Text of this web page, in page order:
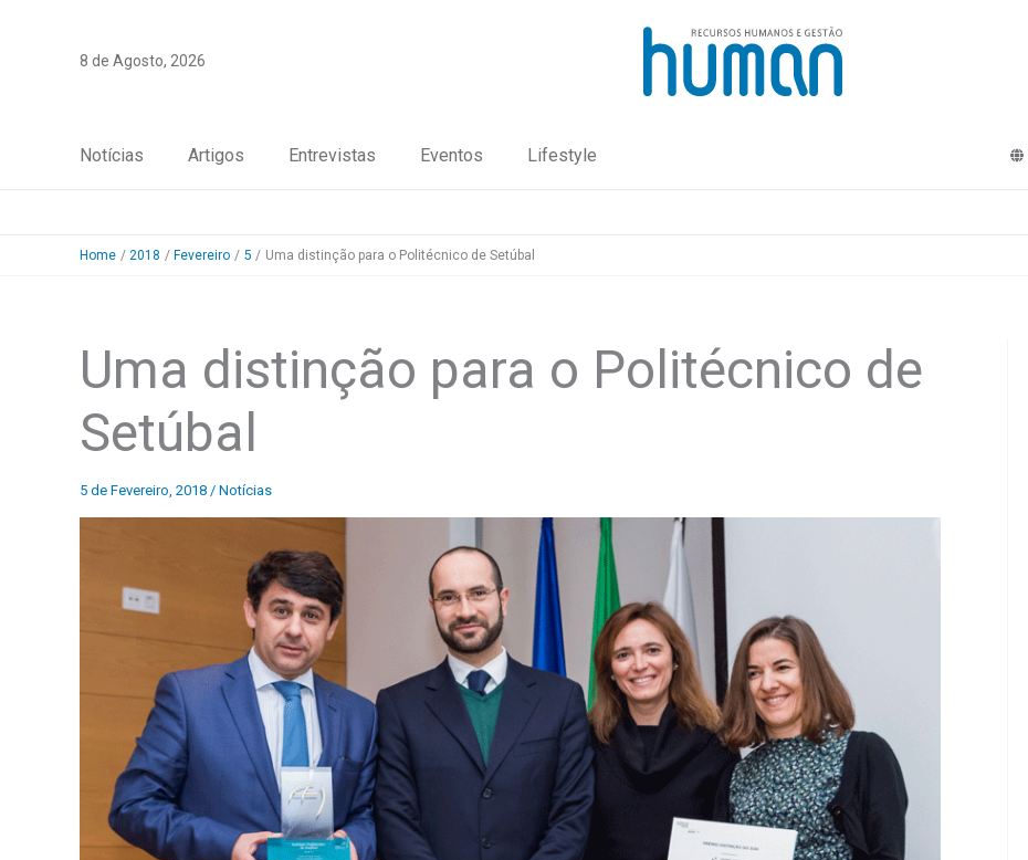
8 de Agosto, 2026
Notícias Artigos Entrevistas Eventos Lifestyle
Home 2018 Fevereiro 5 Uma distinção para o Politécnico de Setúbal
Uma distinção para o Politécnico de
Setúbal
5 de Fevereiro, 2018 / Notícias